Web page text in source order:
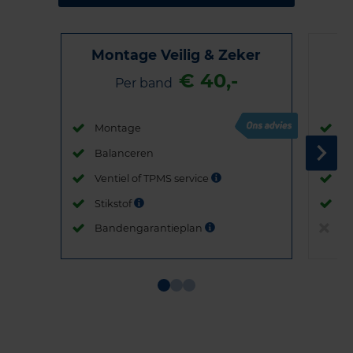
Montage Veilig & Zeker
Per band € 40,-
Montage
Balanceren
Ventiel of TPMS service
Stikstof
Bandengarantieplan